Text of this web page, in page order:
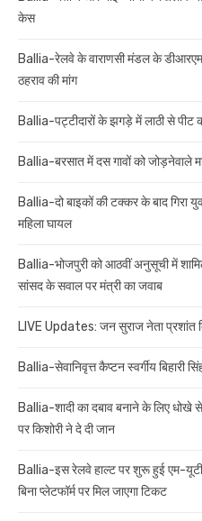
केस
Ballia-रेलवे के वाराणसी मंडल के
ठहराव की मांग
Ballia-पट्टीदारों के झगड़े में लाठी से पीट
Ballia-बरसात में दस गावों को जोड़नेवाले
Ballia-दो बाइकों की टक्कर के बाद
महिला घायल
Ballia-भोजपुरी को आठवीं अनुसूची में
सांसद के सवाल पर मंत्री का जवाब
LIVE Updates: जन सुराज नेता प्रशांत
Ballia-सेवानिवृत्त कैप्टन स्वर्गीय बिहारी
Ballia-शादी का दबाव बनाने के लिए धोखे
पर किशोरी ने दे दी जान
Ballia-इस रेलवे हाल्ट पर शुरू हुई एम-
बिना प्लेटफॉर्म पर मिल जाएगा टिकट